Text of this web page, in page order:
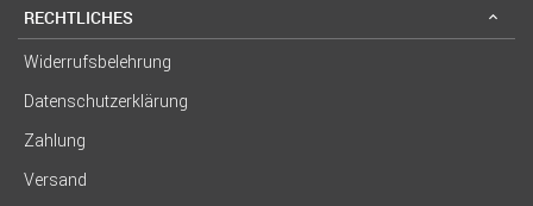
RECHTLICHES
Widerrufsbelehrung
Datenschutzerklärung
Zahlung
Versand